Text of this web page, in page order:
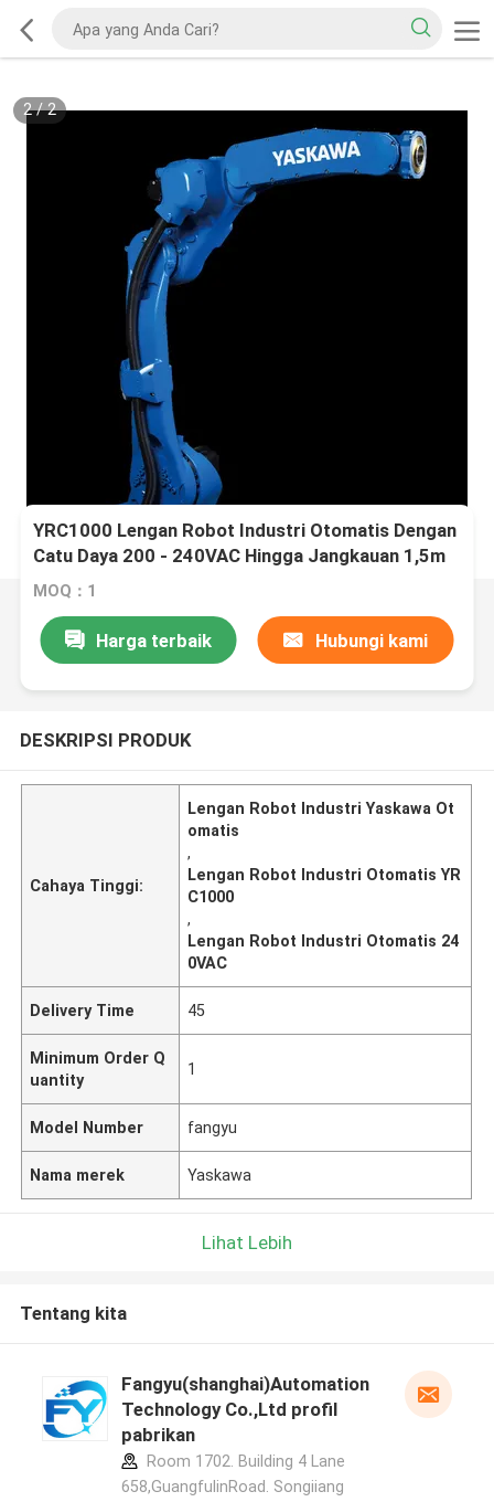
2/2
YRC1000 Lengan Robot Industri Otomatis Dengan
Catu Daya 200 - 240VAC Hingga Jangkauan 1,5m
MOQ：1
Harga terbaik Hubungi kami
DESKRIPSI PRODUK
Cahaya Tinggi:
Lengan Robot Industri Yaskawa Ot
omatis
,
Lengan Robot Industri Otomatis YR
C1000
,
Lengan Robot Industri Otomatis 24
0VAC
Delivery Time 45
Minimum Order Q
uantity
1
Model Number fangyu
Nama merek Yaskawa
Lihat Lebih
Tentang kita
Fangyu(shanghai)Automation
Technology Co.,Ltd profil
pabrikan
Room 1702. Building 4 Lane
658,GuangfulinRoad. Songiiang